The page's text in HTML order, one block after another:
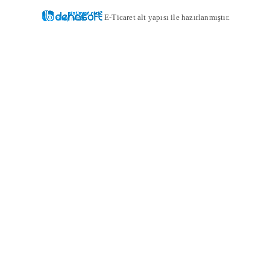
E-Ticaret alt yapısı ile hazırlanmıştır.